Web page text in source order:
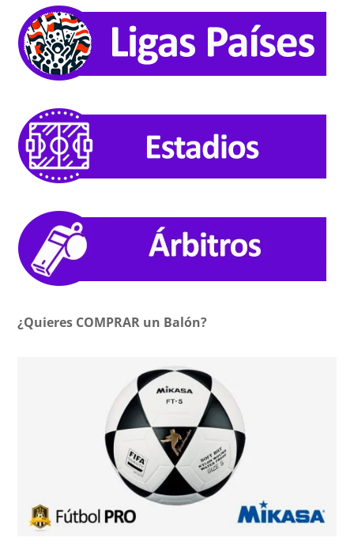
¿Quieres COMPRAR un Balón?